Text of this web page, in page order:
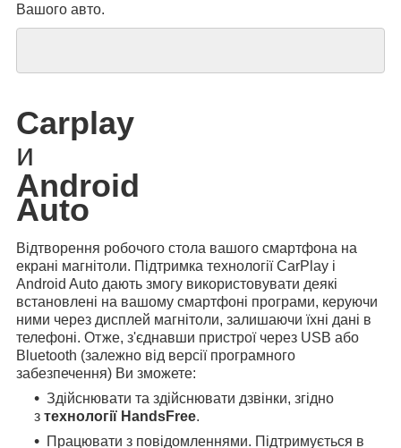
Вашого авто.
Carplay
и
Android
Auto
Відтворення робочого стола вашого смартфона на
екрані магнітоли. Підтримка технології CarPlay і
Android Auto дають змогу використовувати деякі
встановлені на вашому смартфоні програми, керуючи
ними через дисплей магнітоли, залишаючи їхні дані в
телефоні. Отже, з'єднавши пристрої через USB або
Bluetooth (залежно від версії програмного
забезпечення) Ви зможете:
Здійснювати та здійснювати дзвінки, згідно
з технології HandsFree.
Працювати з повідомленнями. Підтримується в